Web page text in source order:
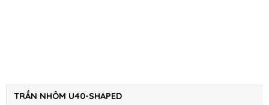
TRẦN NHÔM U40-SHAPED